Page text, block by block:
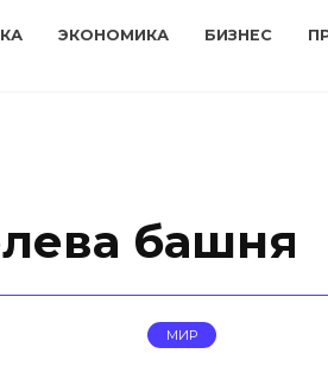
ЭКОНОМИКА БИЗНЕС
башня
МИР